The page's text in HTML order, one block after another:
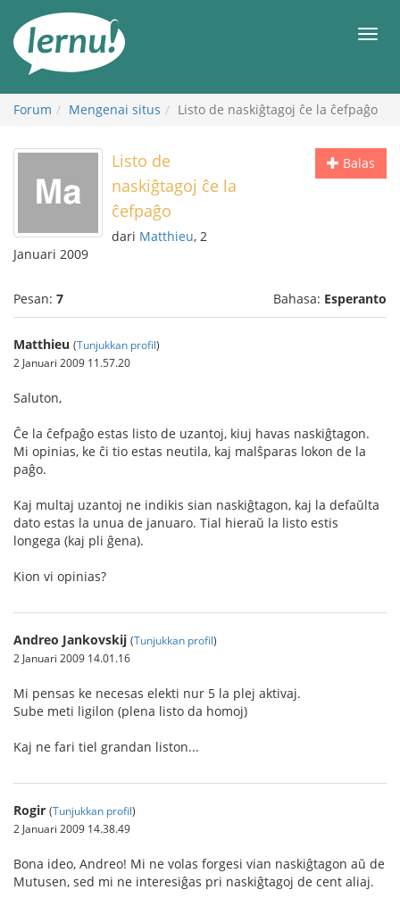
daftar
Forum Mengenai situs Listo de naskiĝtagoj ĉe la ĉefpaĝo
Balas
Listo de
naskiĝtagoj ĉe la
ĉefpaĝo
dari Matthieu, 2
Januari 2009
Pesan: 7 Bahasa: Esperanto
Matthieu (Tunjukkan profil)
2 Januari 2009 11.57.20
Saluton,
Ĉe la ĉefpaĝo estas listo de uzantoj, kiuj havas naskiĝtagon.
Mi opinias, ke ĉi tio estas neutila, kaj malŝparas lokon de la
paĝo.
Kaj multaj uzantoj ne indikis sian naskiĝtagon, kaj la defaŭlta
dato estas la unua de januaro. Tial hieraŭ la listo estis
longega (kaj pli ĝena).
Kion vi opinias?
Andreo Jankovskij (Tunjukkan profil)
2 Januari 2009 14.01.16
Mi pensas ke necesas elekti nur 5 la plej aktivaj.
Sube meti ligilon (plena listo da homoj)
Kaj ne fari tiel grandan liston...
Rogir (Tunjukkan profil)
2 Januari 2009 14.38.49
Bona ideo, Andreo! Mi ne volas forgesi vian naskiĝtagon aŭ de
Mutusen, sed mi ne interesiĝas pri naskiĝtagoj de cent aliaj.